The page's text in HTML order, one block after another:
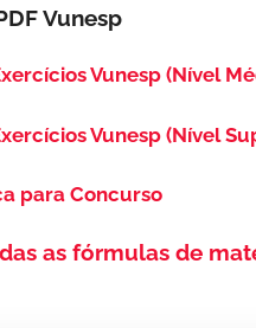
Vunesp
Vunesp (Nível
Vunesp (Nível
para Concurso
as fórmulas de